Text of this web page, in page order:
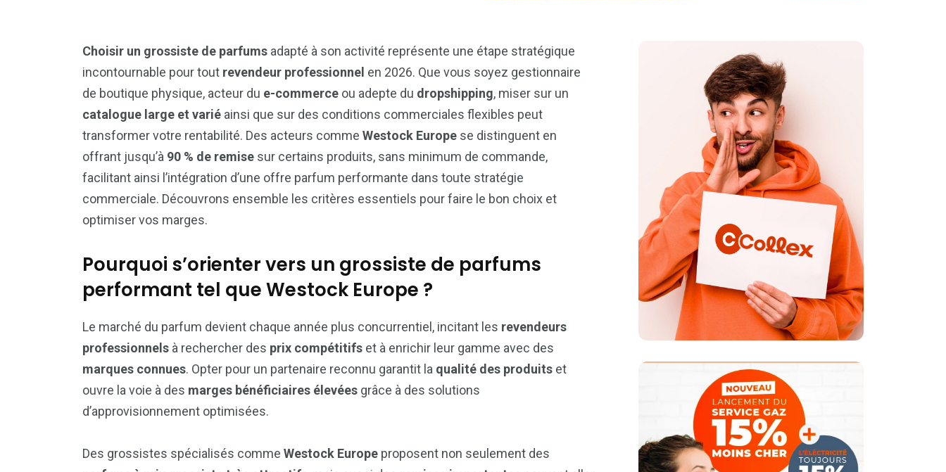
Choisir un grossiste de parfums adapté à son activité représente une étape stratégique
incontournable pour tout revendeur professionnel en 2026. Que vous soyez gestionnaire
de boutique physique, acteur du e-commerce ou adepte du dropshipping, miser sur un
catalogue large et varié ainsi que sur des conditions commerciales flexibles peut
transformer votre rentabilité. Des acteurs comme Westock Europe se distinguent en
offrant jusqu’à 90 % de remise sur certains produits, sans minimum de commande,
facilitant ainsi l’intégration d’une offre parfum performante dans toute stratégie
commerciale. Découvrons ensemble les critères essentiels pour faire le bon choix et
optimiser vos marges.
Pourquoi s’orienter vers un grossiste de parfums
performant tel que Westock Europe ?
Le marché du parfum devient chaque année plus concurrentiel, incitant les revendeurs
professionnels à rechercher des prix compétitifs et à enrichir leur gamme avec des
marques connues. Opter pour un partenaire reconnu garantit la qualité des produits et
ouvre la voie à des marges bénéficiaires élevées grâce à des solutions
d’approvisionnement optimisées.
Des grossistes spécialisés comme Westock Europe proposent non seulement des